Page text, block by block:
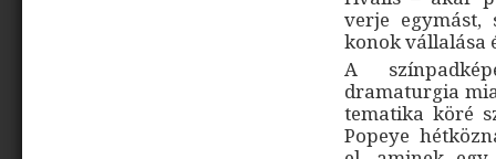
verje
konok vállalása
A
dramaturgia
tematika köré
Popeye